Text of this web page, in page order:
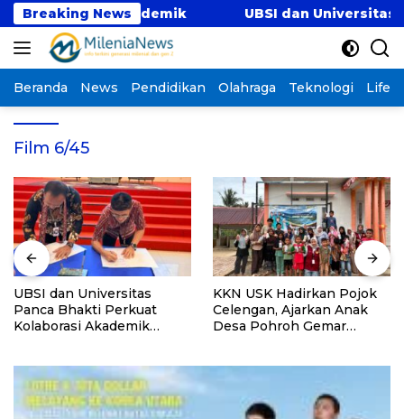
Langsung
ke
konten
Breaking News
Akademik UBSI dan Universitas
Beranda News Pendidikan Olahraga Teknologi
Film 6/45
UBSI dan Universitas
Panca Bhakti Perkuat
Kolaborasi Akademik
KKN USK Hadirkan Pojok
Celengan, Ajarkan Anak
Desa Pohroh Gemar